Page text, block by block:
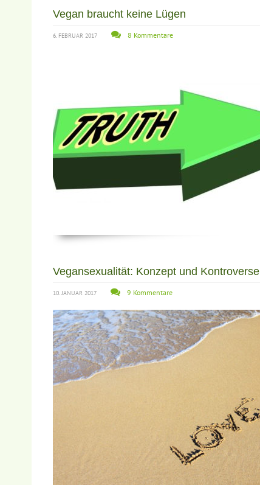
Vegan braucht keine Lügen
6. FEBRUAR 2017 8 Kommentare
Vegansexualität: Konzept und Kontroverse
10. JANUAR 2017 9 Kommentare